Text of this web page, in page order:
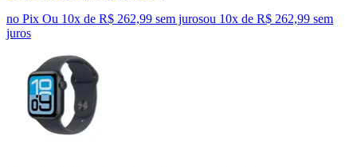
no Pix Ou 10x de R$ 262,99 sem jurosou 10x de R$ 262,99 sem
juros